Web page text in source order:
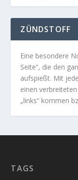
ZÜNDSTOFF
Eine besondere
Seite“, die den
aufspießt. Mit
einen
„links“ kommen
TAGS